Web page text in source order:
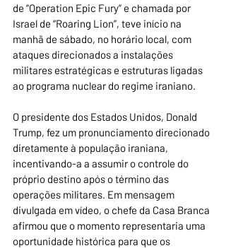
de “Operation Epic Fury” e chamada por
Israel de “Roaring Lion”, teve início na
manhã de sábado, no horário local, com
ataques direcionados a instalações
militares estratégicas e estruturas ligadas
ao programa nuclear do regime iraniano.
O presidente dos Estados Unidos, Donald
Trump, fez um pronunciamento direcionado
diretamente à população iraniana,
incentivando-a a assumir o controle do
próprio destino após o término das
operações militares. Em mensagem
divulgada em vídeo, o chefe da Casa Branca
afirmou que o momento representaria uma
oportunidade histórica para que os